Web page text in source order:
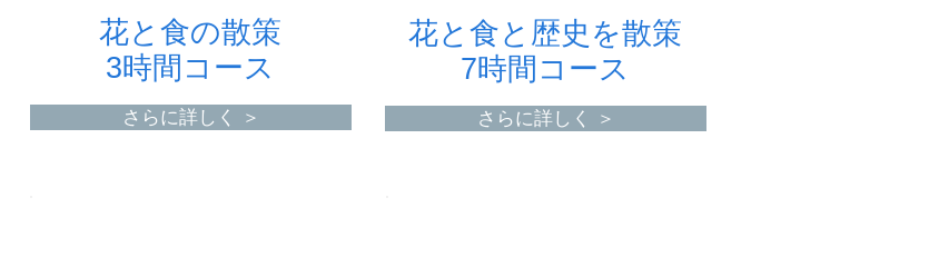
花と食の散策
3時間コース
さらに詳しく ＞
花と食と歴史を散策
7時間コース
さらに詳しく ＞